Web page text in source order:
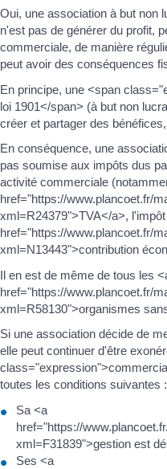
Oui, une association à but non
n'est pas de générer du profit,
commerciale, de manière
peut avoir des conséquences
En principe, une <span
loi 1901</span> (à but non
créer et partager des
En conséquence, une
pas soumise aux impôts dus
activité commerciale
href="https://www.plancoet.fr/
xml=R24379">TVA</a>,
href="https://www.plancoet.fr/
xml=N13443">contribution
Il en est de même de tous les
href="https://www.plancoet.fr/
xml=R58130">organismes
Si une association décide de
elle peut continuer d'être
toutes les conditions suivantes :
Sa <a
href="https://
xml=F31839">gestion est
Ses <a